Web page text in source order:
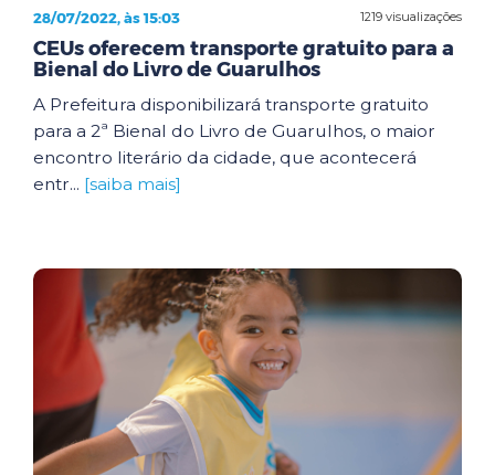
1219 visualizações
28/07/2022, às 15:03
CEUs oferecem transporte gratuito para a
Bienal do Livro de Guarulhos
A Prefeitura disponibilizará transporte gratuito
para a 2ª Bienal do Livro de Guarulhos, o maior
encontro literário da cidade, que acontecerá
entr... [saiba mais]